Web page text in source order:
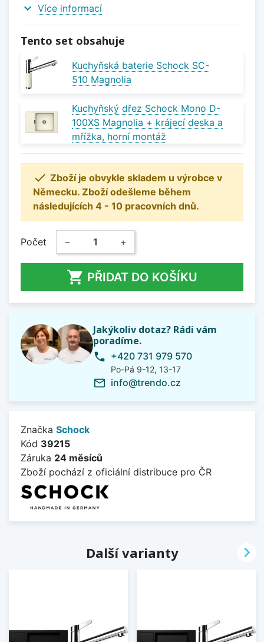
expand_more Více informací
Tento set obsahuje
Kuchyňská baterie Schock SC-
510 Magnolia
Kuchyňský dřez Schock Mono D-
100XS Magnolia + krájecí deska a
mřížka, horní montáž
 Zboží je obvykle skladem u výrobce v
Německu. Zboží odešleme během
následujících 4 - 10 pracovních dnů.
Počet − +
 PŘIDAT DO KOŠÍKU
Jakýkoliv dotaz? Rádi vám
poradíme.
phone +420 731 979 570
Po-Pá 9-12, 13-17
mail_outline info@trendo.cz
Značka Schock
Kód 39215
Záruka 24 měsíců
Zboží pochází z oficiální distribuce pro ČR
Další varianty 